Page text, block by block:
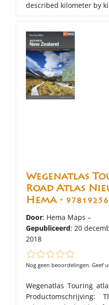
described kilometer by
Wegenatlas
Road Atlas
Hema •
Door: Hema Maps –
Gepubliceerd: 20
2018
Nog geen beoordelingen. Geef
Wegenatlas Touring
Productomschrijving: